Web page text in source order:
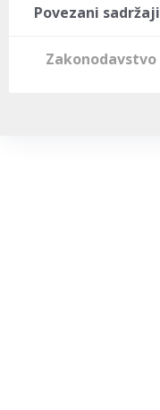
Povezani sadržaji
Zakonodavstvo